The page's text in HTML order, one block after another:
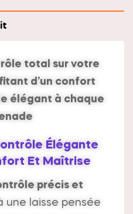
total sur votre
d’un confort
élégant à chaque
Élégante
Et Maîtrise
précis et
une laisse pensée